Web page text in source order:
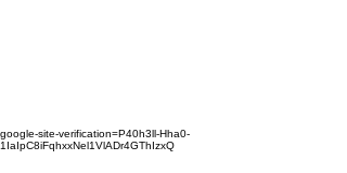
google-site-verification=P40h3ll-Hha0-
1IaIpC8iFqhxxNel1VlADr4GThIzxQ